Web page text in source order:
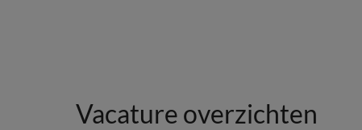
Vacature overzichten